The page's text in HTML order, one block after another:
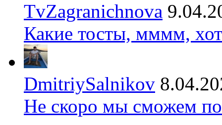
TvZagranichnova
Какие тосты, мммм,
DmitriySalnikov
Не скоро мы сможем